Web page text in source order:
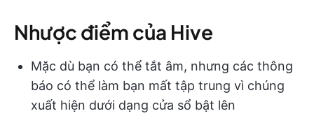
Nhược điểm của Hive
Mặc dù bạn có thể tắt âm, nhưng các thông
báo có thể làm bạn mất tập trung vì chúng
xuất hiện dưới dạng cửa sổ bật lên